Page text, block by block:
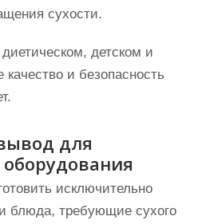
сухости.
детском и
и безопасность
для
исключительно
блюда, требующие сухого